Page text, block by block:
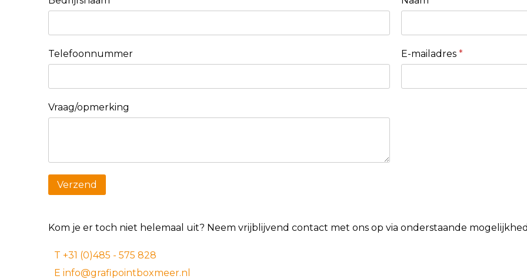
Telefoonnummer E-mailadres *
Vraag/opmerking
Kom je er toch niet helemaal uit? Neem vrijblijvend contact met ons op via onderstaande
T +31 (0)485 - 575 828
E info@grafipointboxmeer.nl